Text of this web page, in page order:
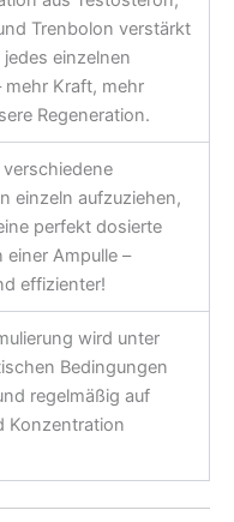
Trenbolon verstärkt
einzelnen
Kraft, mehr
Regeneration.
einzeln aufzuziehen,
perfekt dosierte
einer Ampulle –
effizienter!
wird unter
Bedingungen
regelmäßig auf
Konzentration